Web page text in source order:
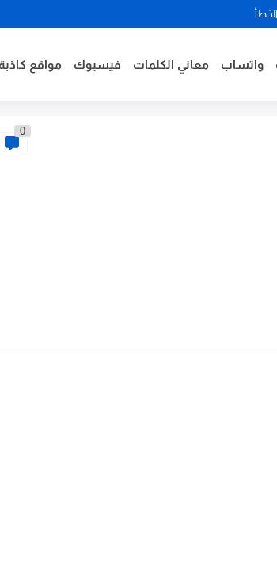
واتساب معاني الكلمات فيسبوك مواقع
0